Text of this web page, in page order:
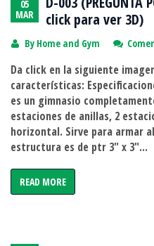
05
MAR
click para ver 3D)
By Home and Gym
Da click en la siguiente
características:
es un gimnasio
estaciones de anillas, 2
horizontal. Sirve para armar
estructura es de ptr 3″ x 3″...
READ MORE